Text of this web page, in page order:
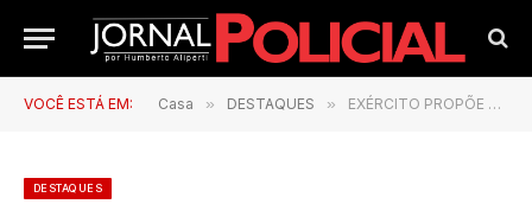
VOCÊ ESTÁ EM: Casa » DESTAQUES » EXÉRCITO PROPÕE A PRIMEIRA MULHER PARA PROMOÇÃO AO POSTO DE GENERAL DE BRIGADA
DESTAQUES